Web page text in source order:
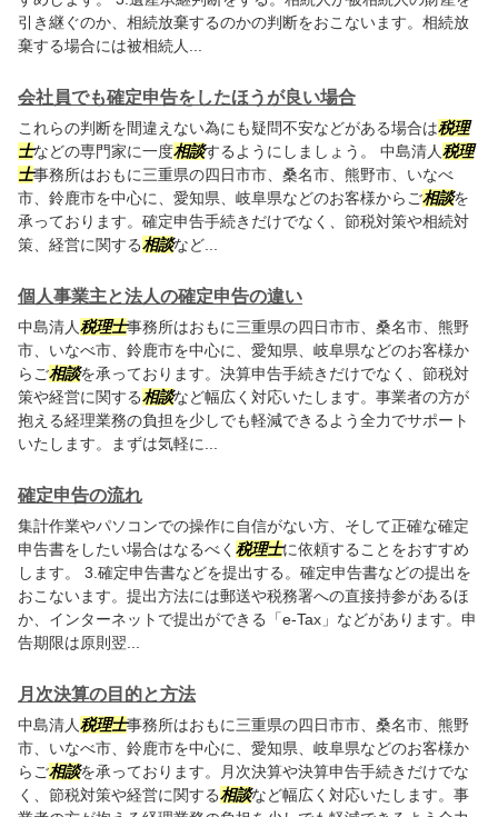
引き継ぐのか、相続放棄するのかの判断をおこないます。相続放
棄する場合には被相続人...
会社員でも確定申告をしたほうが良い場合
これらの判断を間違えない為にも疑問不安などがある場合は税理
士などの専門家に一度相談するようにしましょう。 中島清人税理
士事務所はおもに三重県の四日市市、桑名市、熊野市、いなべ
市、鈴鹿市を中心に、愛知県、岐阜県などのお客様からご相談を
承っております。確定申告手続きだけでなく、節税対策や相続対
策、経営に関する相談など...
個人事業主と法人の確定申告の違い
中島清人税理士事務所はおもに三重県の四日市市、桑名市、熊野
市、いなべ市、鈴鹿市を中心に、愛知県、岐阜県などのお客様か
らご相談を承っております。決算申告手続きだけでなく、節税対
策や経営に関する相談など幅広く対応いたします。事業者の方が
抱える経理業務の負担を少しでも軽減できるよう全力でサポート
いたします。まずは気軽に...
確定申告の流れ
集計作業やパソコンでの操作に自信がない方、そして正確な確定
申告書をしたい場合はなるべく 税理士に依頼することをおすすめ
します。 3.確定申告書などを提出する。確定申告書などの提出を
おこないます。提出方法には郵送や税務署への直接持参があるほ
か、インターネットで提出ができる「e-Tax」などがあります。申
告期限は原則翌...
月次決算の目的と方法
中島清人税理士事務所はおもに三重県の四日市市、桑名市、熊野
市、いなべ市、鈴鹿市を中心に、愛知県、岐阜県などのお客様か
らご相談を承っております。月次決算や決算申告手続きだけでな
く、節税対策や経営に関する相談など幅広く対応いたします。事